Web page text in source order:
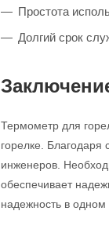
Простота
Долгий срок
Термометр для
горелке.
инженеров.
обеспечивает
надежность в одном